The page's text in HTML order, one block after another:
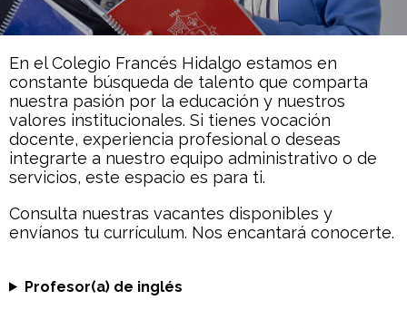
En el Colegio Francés Hidalgo estamos en
constante búsqueda de talento que comparta
nuestra pasión por la educación y nuestros
valores institucionales. Si tienes vocación
docente, experiencia profesional o deseas
integrarte a nuestro equipo administrativo o de
servicios, este espacio es para ti.
Consulta nuestras vacantes disponibles y
envíanos tu currículum. Nos encantará conocerte.
Profesor(a) de inglés